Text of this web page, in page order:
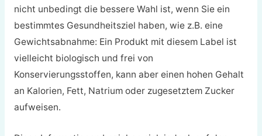
nicht unbedingt die bessere Wahl ist, wenn Sie ein
bestimmtes Gesundheitsziel haben, wie z.B. eine
Gewichtsabnahme: Ein Produkt mit diesem Label ist
vielleicht biologisch und frei von
Konservierungsstoffen, kann aber einen hohen Gehalt
an Kalorien, Fett, Natrium oder zugesetztem Zucker
aufweisen.